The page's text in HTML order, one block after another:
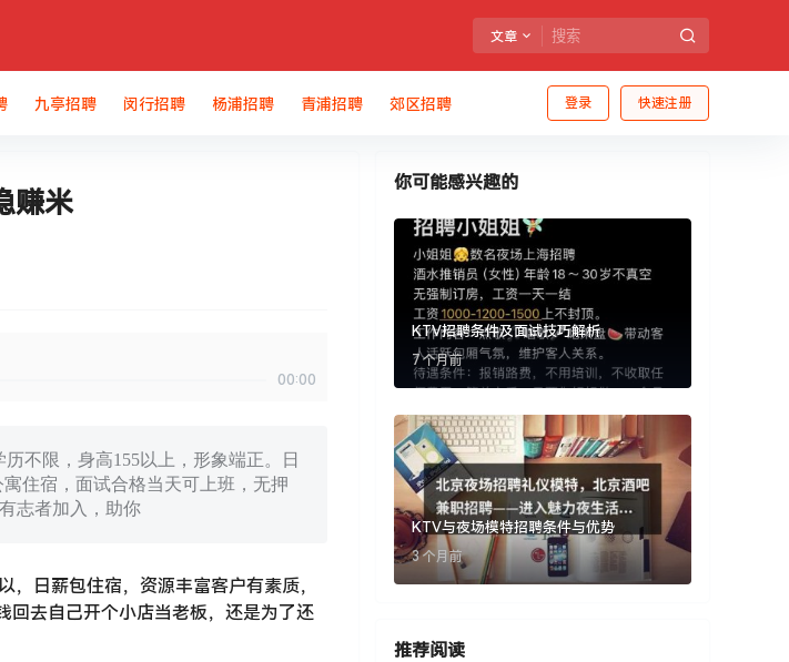
文章
登录 快速注册
九亭招聘 闵行招聘 杨浦招聘 青浦招聘 郊区招聘
赚米
00:00
不限，身高155以上，形象端正。日
住宿，面试合格当天可上班，无押
志者加入，助你
，日薪包住宿，资源丰富客户有素质，
回去自己开个小店当老板，还是为了还
你可能感兴趣的
KTV招聘条件及面试技巧解析
7 个月前
KTV与夜场模特招聘条件与优势
3 个月前
推荐阅读